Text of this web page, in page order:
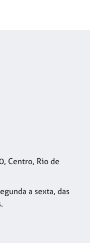
Centro, Rio de
a sexta, das